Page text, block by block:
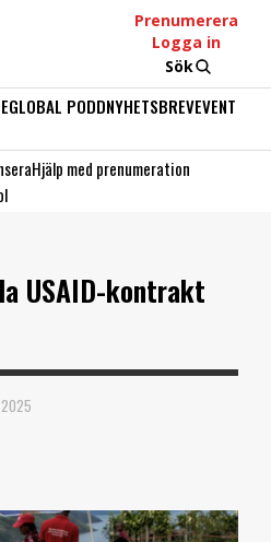
Prenumerera
Logga in
Sök
GLOBAL PODDNYHETSBREVEVENT
Hjälp med prenumeration
USAID-kontrakt
2025